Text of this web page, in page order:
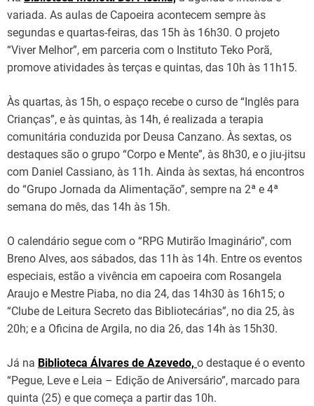
variada. As aulas de Capoeira acontecem sempre às
segundas e quartas-feiras, das 15h às 16h30. O projeto
“Viver Melhor”, em parceria com o Instituto Teko Porã,
promove atividades às terças e quintas, das 10h às 11h15.
Às quartas, às 15h, o espaço recebe o curso de “Inglês para
Crianças”, e às quintas, às 14h, é realizada a terapia
comunitária conduzida por Deusa Canzano. Às sextas, os
destaques são o grupo “Corpo e Mente”, às 8h30, e o jiu-jitsu
com Daniel Cassiano, às 11h. Ainda às sextas, há encontros
do “Grupo Jornada da Alimentação”, sempre na 2ª e 4ª
semana do mês, das 14h às 15h.
O calendário segue com o “RPG Mutirão Imaginário”, com
Breno Alves, aos sábados, das 11h às 14h. Entre os eventos
especiais, estão a vivência em capoeira com Rosangela
Araujo e Mestre Piaba, no dia 24, das 14h30 às 16h15; o
“Clube de Leitura Secreto das Bibliotecárias”, no dia 25, às
20h; e a Oficina de Argila, no dia 26, das 14h às 15h30.
Já na Biblioteca Álvares de Azevedo, o destaque é o evento
“Pegue, Leve e Leia – Edição de Aniversário”, marcado para
quinta (25) e que começa a partir das 10h.